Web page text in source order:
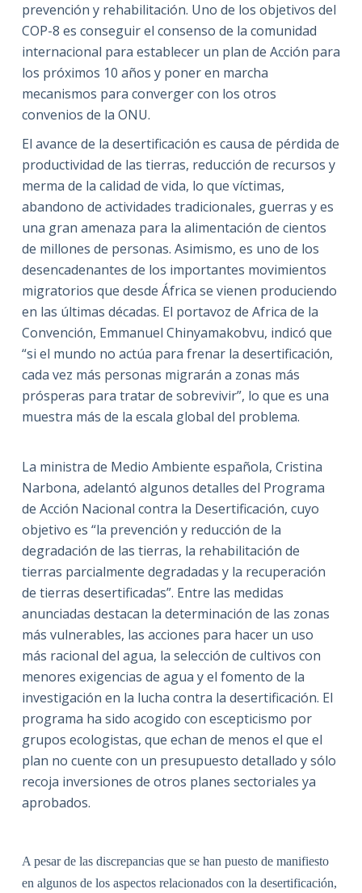
prevención y rehabilitación. Uno de los objetivos del
COP-8 es conseguir el consenso de la comunidad
internacional para establecer un plan de Acción para
los próximos 10 años y poner en marcha
mecanismos para converger con los otros
convenios de la ONU.
El avance de la desertificación es causa de pérdida de
productividad de las tierras, reducción de recursos y
merma de la calidad de vida, lo que víctimas,
abandono de actividades tradicionales, guerras y es
una gran amenaza para la alimentación de cientos
de millones de personas. Asimismo, es uno de los
desencadenantes de los importantes movimientos
migratorios que desde África se vienen produciendo
en las últimas décadas. El portavoz de Africa de la
Convención, Emmanuel Chinyamakobvu, indicó que
“si el mundo no actúa para frenar la desertificación,
cada vez más personas migrarán a zonas más
prósperas para tratar de sobrevivir”, lo que es una
muestra más de la escala global del problema.
La ministra de Medio Ambiente española, Cristina
Narbona, adelantó algunos detalles del Programa
de Acción Nacional contra la Desertificación, cuyo
objetivo es “la prevención y reducción de la
degradación de las tierras, la rehabilitación de
tierras parcialmente degradadas y la recuperación
de tierras desertificadas”. Entre las medidas
anunciadas destacan la determinación de las zonas
más vulnerables, las acciones para hacer un uso
más racional del agua, la selección de cultivos con
menores exigencias de agua y el fomento de la
investigación en la lucha contra la desertificación. El
programa ha sido acogido con escepticismo por
grupos ecologistas, que echan de menos el que el
plan no cuente con un presupuesto detallado y sólo
recoja inversiones de otros planes sectoriales ya
aprobados.
A pesar de las discrepancias que se han puesto de manifiesto
en algunos de los aspectos relacionados con la desertificación,